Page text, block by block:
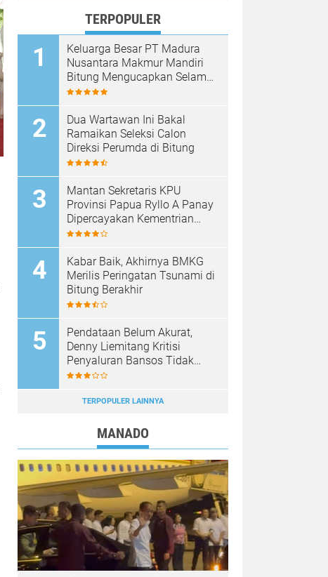
TERPOPULER
Keluarga Besar PT Madura
Nusantara Makmur Mandiri
Bitung Mengucapkan Selamat
HUT Bhayangkara ke-80
Dua Wartawan Ini Bakal
Ramaikan Seleksi Calon
Direksi Perumda di Bitung
Mantan Sekretaris KPU
Provinsi Papua Ryllo A Panay
Dipercayakan Kementrian
ESDM RI Menjabat Direktur
Bukti
Kabar Baik, Akhirnya BMKG
Merilis Peringatan Tsunami di
Bitung Berakhir
Pendataan Belum Akurat,
Denny Liemitang Kritisi
Penyaluran Bansos Tidak
Tepat Sasaran
TERPOPULER LAINNYA
MANADO